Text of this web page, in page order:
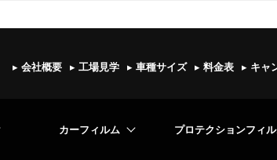
▸ 会社概要 ▸ 工場見学 ▸ 車種サイズ ▸ 料金表 ▸ キャ
カーフィルム プロテクションフィ